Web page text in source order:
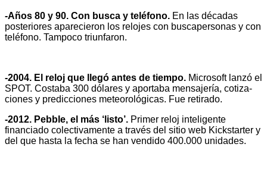
-Años 80 y 90. Con busca y teléfono. En las décadas
posteriores aparecieron los relojes con buscapersonas y con
teléfono. Tampoco triunfaron.
-2004. El reloj que llegó antes de tiempo. Microsoft lanzó el
SPOT. Costaba 300 dólares y aportaba mensajería, cotiza-
ciones y predicciones meteorológicas. Fue retirado.
-2012. Pebble, el más ‘listo’. Primer reloj inteligente
financiado colectivamente a través del sitio web Kickstarter y
del que hasta la fecha se han vendido 400.000 unidades.